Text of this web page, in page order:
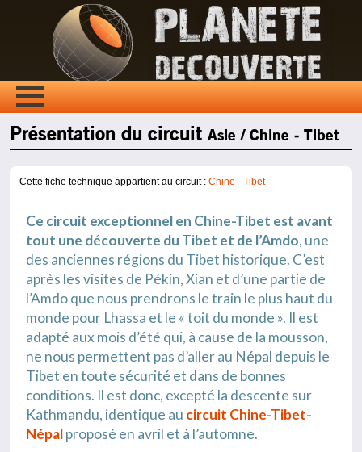
Présentation du circuitAsie / Chine - Tibet
Cette fiche technique appartient au circuit :Chine - Tibet
Ce circuit exceptionnel en Chine-Tibet est avant
tout une découverte du Tibet et de l’Amdo, une
des anciennes régions du Tibet historique. C’est
après les visites de Pékin, Xian et d’une partie de
l’Amdo que nous prendrons le train le plus haut du
monde pour Lhassa et le « toit du monde ». Il est
adapté aux mois d’été qui, à cause de la mousson,
ne nous permettent pas d’aller au Népal depuis le
Tibet en toute sécurité et dans de bonnes
conditions. Il est donc, excepté la descente sur
Kathmandu, identique au circuit Chine-Tibet-
Népalproposé en avril et à l’automne.